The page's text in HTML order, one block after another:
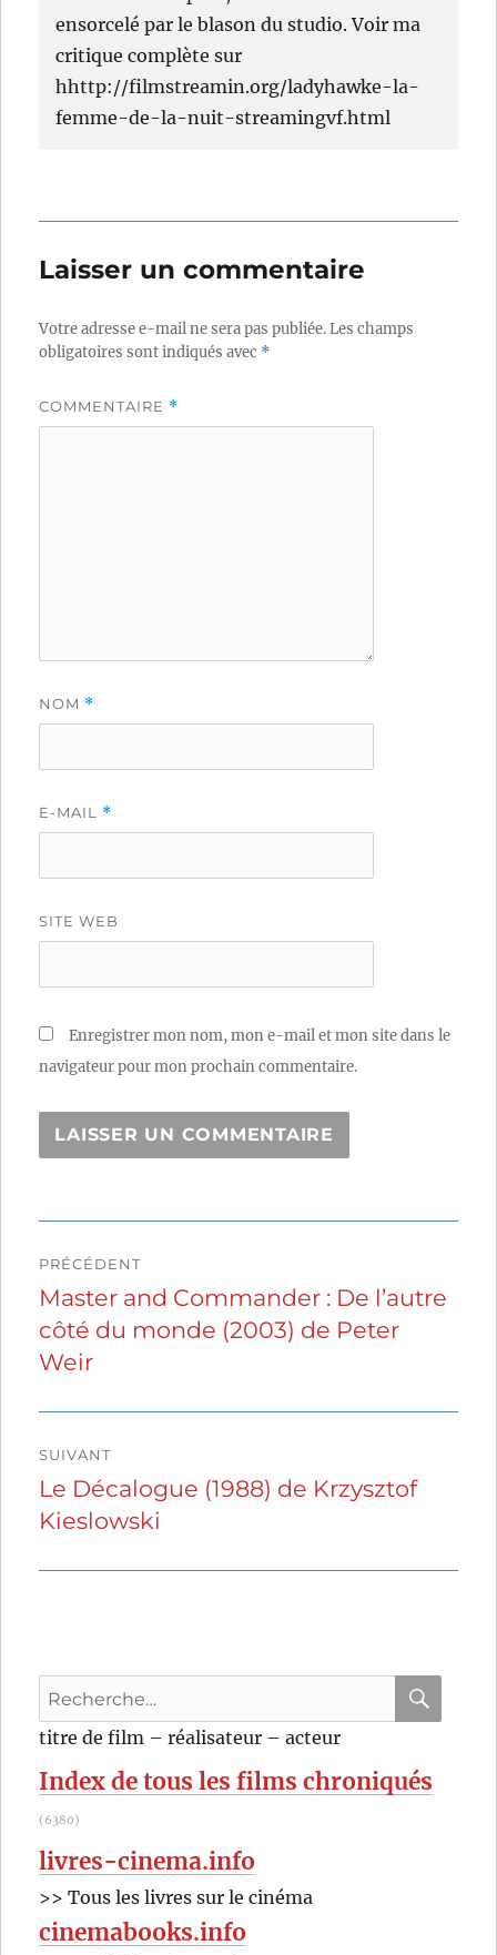
ensorcelé par le blason du studio. Voir ma
critique complète sur
hhttp://filmstreamin.org/ladyhawke-la-
femme-de-la-nuit-streamingvf.html
Laisser un commentaire
Votre adresse e-mail ne sera pas publiée.Les champs
obligatoires sont indiqués avec *
COMMENTAIRE *
NOM *
E-MAIL *
SITE WEB
Enregistrer mon nom, mon e-mail et mon site dans le
navigateur pour mon prochain commentaire.
de
l’article
PRÉCÉDENT
Publication
précédente :
Master and Commander : De l’autre
côté du monde (2003) de Peter
Weir
SUIVANT
Publication
suivante :
Le Décalogue (1988) de Krzysztof
Kieslowski
Recherche
pour
:
titre de film – réalisateur – acteur
Index de tous les films chroniqués
(6380)
livres-cinema.info
>> Tous les livres sur le cinéma
cinemabooks.info